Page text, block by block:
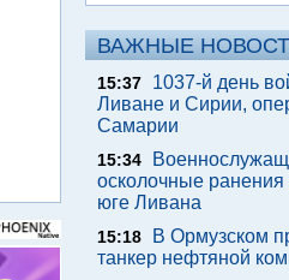
ВАЖНЫЕ
15:37
1037-й день
Ливане и Сирии,
Самарии
15:34
осколочные
юге Ливана
15:18
В Ормузском
танкер нефтяной